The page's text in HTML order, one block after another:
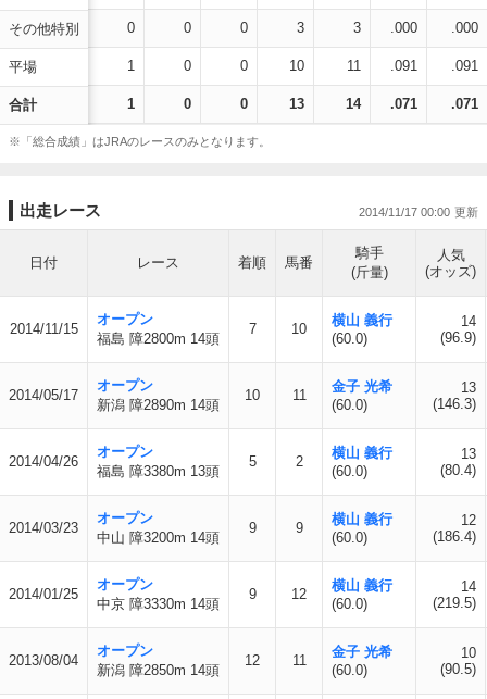
その他特別
平場
合計
0 0 0 3 3 .000 .000
1 0 0 10 11 .091 .091
1 0 0 13 14 .071 .071
※「総合成績」はJRAのレースのみとなります。
出走レース 2014/11/17 00:00
日付 レース 着順 馬番
騎手
(斤量)
人気
(オッズ)
2014/11/15
オープン
福島 障2800m 14頭
7 10
横山 義行
(60.0)
14
(96.9)
2014/05/17
オープン
新潟 障2890m 14頭
10 11
金子 光希
(60.0)
13
(146.3)
2014/04/26
オープン
福島 障3380m 13頭
5 2
横山 義行
(60.0)
13
(80.4)
2014/03/23
オープン
中山 障3200m 14頭
9 9
横山 義行
(60.0)
12
(186.4)
2014/01/25
オープン
中京 障3330m 14頭
9 12
横山 義行
(60.0)
14
(219.5)
2013/08/04
オープン
新潟 障2850m 14頭
12 11
金子 光希
(60.0)
10
(90.5)